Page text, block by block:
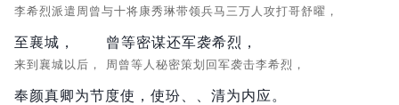
李希烈派遣周曾与十将康秀琳带领兵马三万人攻打哥舒曜，
至襄城，
来到襄城以后，
曾等密谋还军袭希烈，
周曾等人秘密策划回军袭击李希烈，
奉颜真卿为节度使， 使玢、、清为内应。